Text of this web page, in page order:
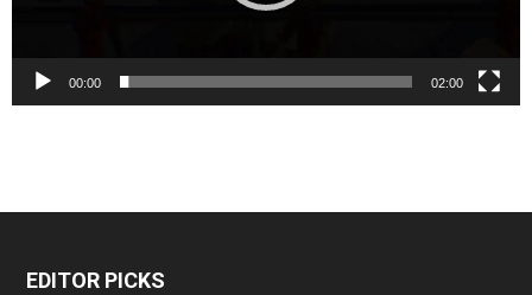
00:00 02:00
EDITOR PICKS